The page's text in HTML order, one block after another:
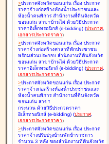
>ประกาศจังหวัดขอนแก่น เรื่อง ประกวด
ราคาจ้างก่อสร้างห้องน้ำประชาชนและ
ห้องน้ำคนพิการ สำนักงานที่ดินจังหวัด
ขอนแก่น สาขาบ้านไผ่ ด้วยวิธีประกวด
ราคาอิเล็กทรอนิกส์ (e-bidding) (ประกาศ,
เอกสารประกวดราคา)
>ประกาศจังหวัดขอนแก่น เรื่อง ประกวด
ราคาจ้างก่อสร้างศาลาที่พักประชาชน
พร้อมส่วนประกอบ สำนักงานที่ดินจังหวัด
ขอนแก่น สาขาบ้านไผ่ ด้วยวิธีประกวด
ราคาอิเล็กทรอนิกส์ (e-bidding) (ประกาศ,
เอกสารประกวดราคา)
>ประกาศจังหวัดขอนแก่น เรื่อง ประกวด
ราคาจ้างก่อสร้างห้องน้ำประชาชนและ
ห้องน้ำคนพิการ สำนักงานที่ดินจังหวัด
ขอนแก่น สาขา
กระนวน ด้วยวิธีประกวดราคา
อิเล็กทรอนิกส์ (e-bidding) (ประกาศ,
เอกสารประกวดราคา)
>ประกาศจังหวัดขอนแก่น เรื่อง ประกวด
ราคาจ้างปรับปรุงบ้านพักข้าราชการ
จำนวน 3 หลัง ของสำนักงานที่ดินจังหวัด